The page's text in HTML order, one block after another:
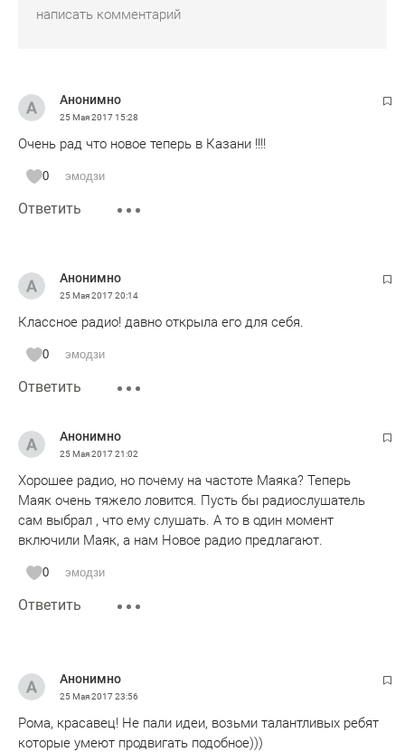
Анонимно
25 Мая 201715:28
Очень рад что новое теперь в Казани !!!!
0 эмодзи
Ответить
Анонимно
25 Мая 201720:14
Классное радио! давно открыла его для себя.
0 эмодзи
Ответить
Анонимно
25 Мая 201721:02
Хорошее радио, но почему на частоте Маяка? Теперь
Маяк очень тяжело ловится. Пусть бы радиослушатель
сам выбрал , что ему слушать. А то в один момент
включили Маяк, а нам Новое радио предлагают.
0 эмодзи
Ответить
Анонимно
25 Мая 201723:56
Рома, красавец! Не пали идеи, возьми талантливых ребят
которые умеют продвигать подобное)))